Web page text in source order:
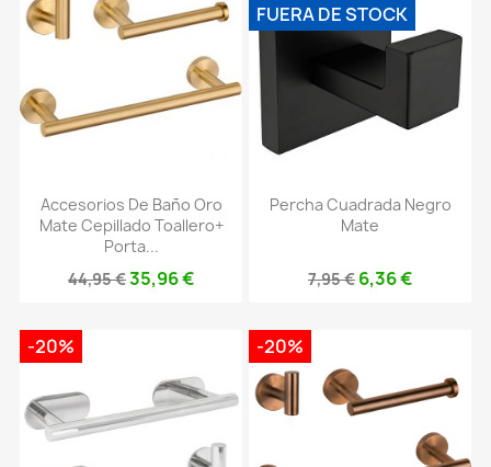
Accesorios De Baño Oro
Mate Cepillado Toallero+
Porta...
44,95 €35,96 €
Percha Cuadrada Negro
Mate
7,95 € 6,36 €
FUERA DE STOCK
-20% -20%